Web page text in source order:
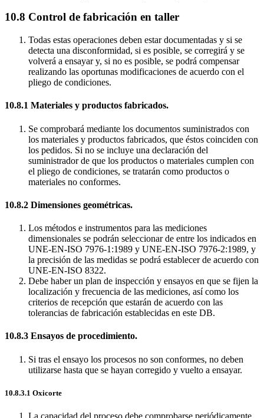
10.8 Control de fabricación en taller
Todas estas operaciones deben estar documentadas y si se
detecta una disconformidad, si es posible, se corregirá y se
volverá a ensayar y, si no es posible, se podrá compensar
realizando las oportunas modificaciones de acuerdo con el
pliego de condiciones.
10.8.1 Materiales y productos fabricados.
Se comprobará mediante los documentos suministrados con
los materiales y productos fabricados, que éstos coinciden con
los pedidos. Si no se incluye una declaración del
suministrador de que los productos o materiales cumplen con
el pliego de condiciones, se tratarán como productos o
materiales no conformes.
10.8.2 Dimensiones geométricas.
Los métodos e instrumentos para las mediciones
dimensionales se podrán seleccionar de entre los indicados en
UNE-EN-ISO 7976-1:1989 y UNE-EN-ISO 7976-2:1989, y
la precisión de las medidas se podrá establecer de acuerdo con
UNE-EN-ISO 8322.
Debe haber un plan de inspección y ensayos en que se fijen la
localización y frecuencia de las mediciones, así como los
criterios de recepción que estarán de acuerdo con las
tolerancias de fabricación establecidas en este DB.
10.8.3 Ensayos de procedimiento.
Si tras el ensayo los procesos no son conformes, no deben
utilizarse hasta que se hayan corregido y vuelto a ensayar.
10.8.3.1 Oxicorte
La capacidad del proceso debe comprobarse periódicamente